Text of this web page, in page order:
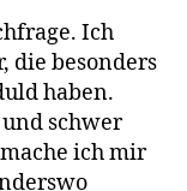
Ich
die besonders
haben.
und schwer
ich mir